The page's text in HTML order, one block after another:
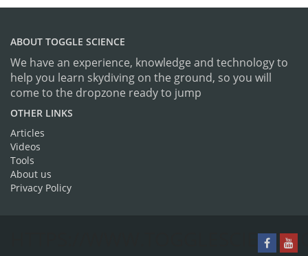
ABOUT TOGGLE SCIENCE
We have an experience, knowledge and technology to
help you learn skydiving on the ground, so you will
come to the dropzone ready to jump
OTHER LINKS
Articles
Videos
Tools
About us
Privacy Policy
HTTPS://